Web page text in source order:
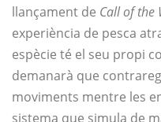
llançament de Call of the
experiència de pesca
espècie té el seu propi
demanarà que
moviments mentre les
sistema que simula de